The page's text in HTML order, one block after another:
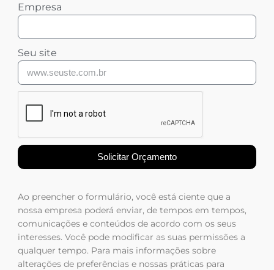
Empresa
Seu site
Solicitar Orçamento
Ao preencher o formulário, você está ciente que a
nossa empresa poderá enviar, de tempos em tempos,
comunicações e conteúdos de acordo com os seus
interesses. Você pode modificar as suas permissões a
qualquer tempo. Para mais informações sobre
alterações de preferências e nossas práticas para